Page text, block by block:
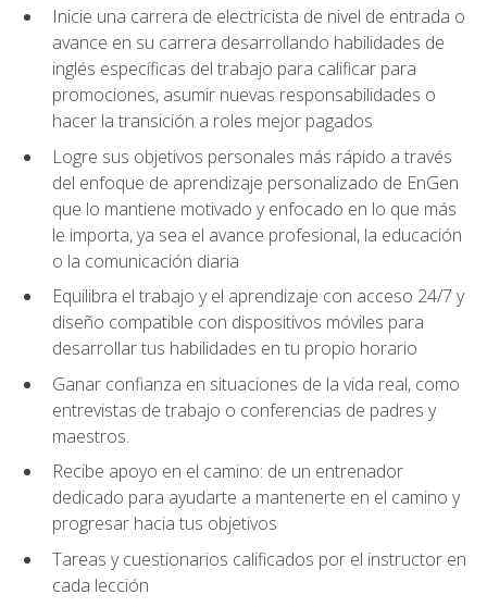
Inicie una carrera de electricista de nivel de entrada o
avance en su carrera desarrollando habilidades de
inglés específicas del trabajo para calificar para
promociones, asumir nuevas responsabilidades o
hacer la transición a roles mejor pagados
Logre sus objetivos personales más rápido a través
del enfoque de aprendizaje personalizado de EnGen
que lo mantiene motivado y enfocado en lo que más
le importa, ya sea el avance profesional, la educación
o la comunicación diaria
Equilibra el trabajo y el aprendizaje con acceso 24/7 y
diseño compatible con dispositivos móviles para
desarrollar tus habilidades en tu propio horario
Ganar confianza en situaciones de la vida real, como
entrevistas de trabajo o conferencias de padres y
maestros.
Recibe apoyo en el camino: de un entrenador
dedicado para ayudarte a mantenerte en el camino y
progresar hacia tus objetivos
Tareas y cuestionarios calificados por el instructor en
cada lección